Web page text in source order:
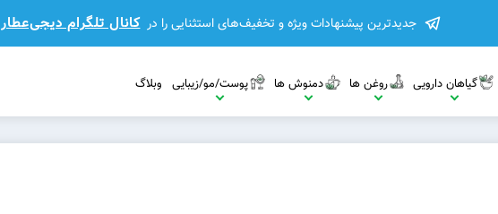
جدیدترین پیشنهادات ویژه و تخفیف‌های استثنایی را در کانال تلگرام دیجی‌عطار
گیاهان دارویی روغن ها دمنوش ها پوست/مو/زیبایی وبلاگ